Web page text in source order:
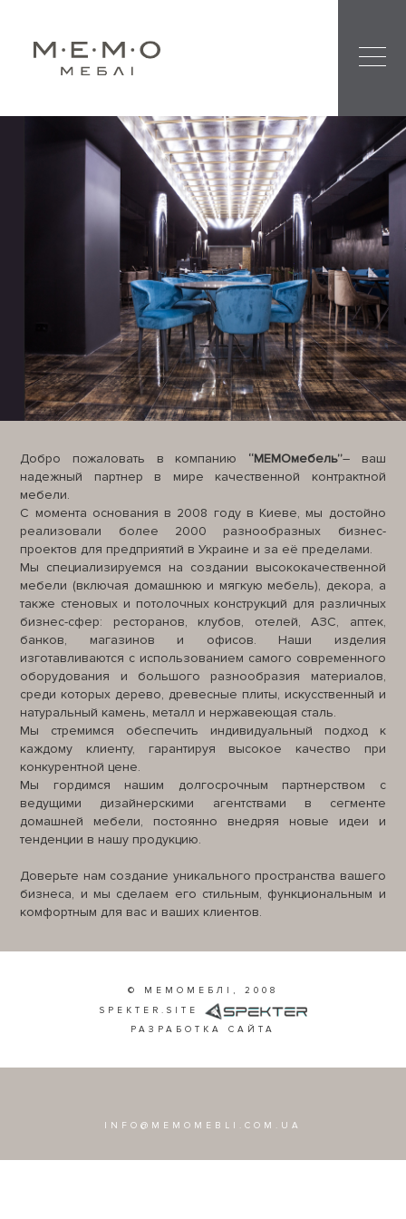
Добро пожаловать в компанию “МЕМОмебель”– ваш
надежный партнер в мире качественной контрактной
мебели.
С момента основания в 2008 году в Киеве, мы достойно
реализовали более 2000 разнообразных бизнес-
проектов для предприятий в Украине и за её пределами.
Мы специализируемся на создании высококачественной
мебели (включая домашнюю и мягкую мебель), декора, а
также стеновых и потолочных конструкций для различных
бизнес-сфер: ресторанов, клубов, отелей, АЗС, аптек,
банков, магазинов и офисов. Наши изделия
изготавливаются с использованием самого современного
оборудования и большого разнообразия материалов,
среди которых дерево, древесные плиты, искусственный и
натуральный камень, металл и нержавеющая сталь.
Мы стремимся обеспечить индивидуальный подход к
каждому клиенту, гарантируя высокое качество при
конкурентной цене.
Мы гордимся нашим долгосрочным партнерством с
ведущими дизайнерскими агентствами в сегменте
домашней мебели, постоянно внедряя новые идеи и
тенденции в нашу продукцию.
Доверьте нам создание уникального пространства вашего
бизнеса, и мы сделаем его стильным, функциональным и
комфортным для вас и ваших клиентов.
© МЕМОМЕБЛІ, 2008
РАЗРАБОТКА САЙТА
SPEKTER.SITE
INFO@MEMOMEBLI.COM.UA